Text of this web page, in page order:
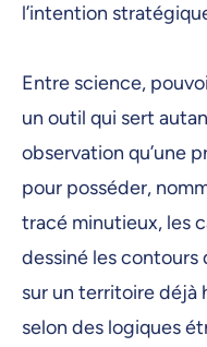
17 février
18 février
19 février
23 février
24 février
25 février
l’intention
Entre science,
un outil qui sert
observation qu’une
pour posséder,
tracé minutieux, les
dessiné les contours
sur un territoire déjà
selon des logiques